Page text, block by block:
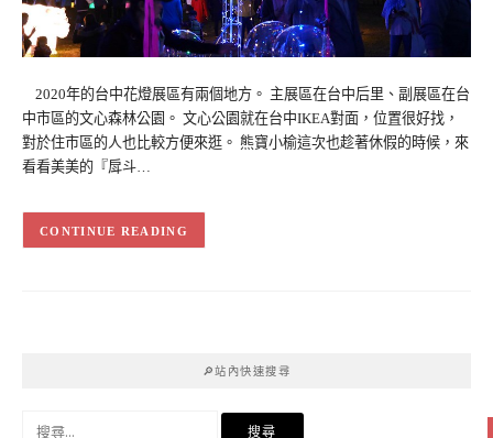
2020年的台中花燈展區有兩個地方。 主展區在台中后里、副展區在台
中市區的文心森林公園。 文心公園就在台中IKEA對面，位置很好找，
對於住市區的人也比較方便來逛。 熊寶小榆這次也趁著休假的時候，來
看看美美的『戽斗…
CONTINUE READING
🔎站內快速搜尋